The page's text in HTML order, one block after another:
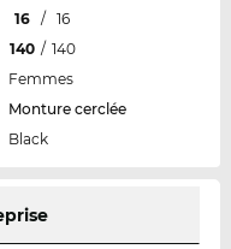
16 /
16
140 / 140
Femmes
Monture cerclée
Black